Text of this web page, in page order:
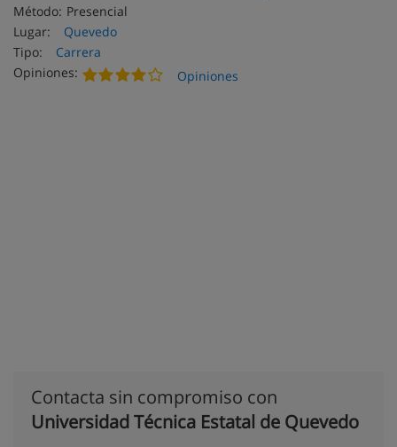
Método: Presencial
Lugar:
Quevedo
Tipo:
Carrera
Opiniones:
Opiniones
Contacta sin compromiso con
Universidad Técnica Estatal de Quevedo